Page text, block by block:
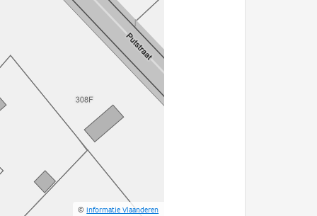
©Informatie Vlaanderen